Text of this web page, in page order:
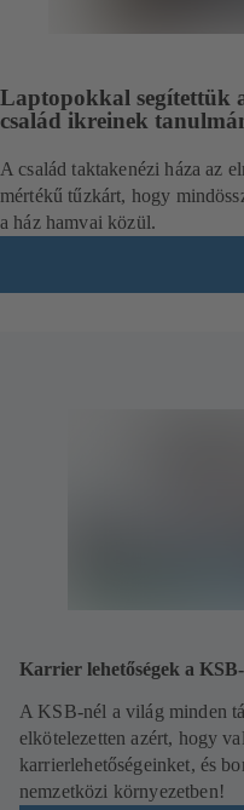
Laptopokkal segítettük
család ikreinek
A család taktakenézi háza az
mértékű tűzkárt, hogy
a ház hamvai közül.
Karrier lehetőségek a
A KSB-nél a világ minden
elkötelezetten azért, hogy
karrierlehetőségeinket, és
nemzetközi környezetben!